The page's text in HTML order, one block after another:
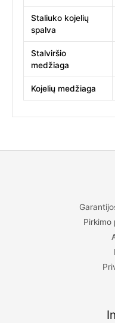
Staliuko kojelių
spalva
Stalviršio
medžiaga
Kojelių medžiaga
Pirkimo